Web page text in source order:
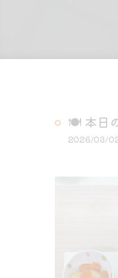
🍽️ 本日
2026/03/